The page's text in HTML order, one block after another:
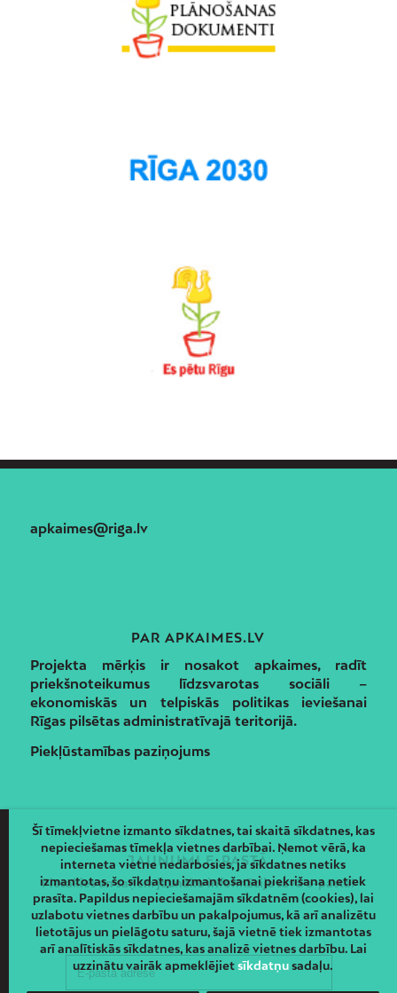
apkaimes@riga.lv
PAR APKAIMES.LV
Projekta mērķis ir nosakot apkaimes, radīt
priekšnoteikumus līdzsvarotas sociāli –
ekonomiskās un telpiskās politikas ieviešanai
Rīgas pilsētas administratīvajā teritorijā.
Piekļūstamības paziņojums
JAUNUMI E-PASTĀ
Piesakies un saņem jaunāko informāciju savā e-pastā!
Šī tīmekļvietne izmanto sīkdatnes, tai skaitā sīkdatnes, kas
nepieciešamas tīmekļa vietnes darbībai. Ņemot vērā, ka
interneta vietne nedarbosies, ja sīkdatnes netiks
izmantotas, šo sīkdatņu izmantošanai piekrišana netiek
prasīta. Papildus nepieciešamajām sīkdatnēm (cookies), lai
uzlabotu vietnes darbību un pakalpojumus, kā arī analizētu
lietotājus un pielāgotu saturu, šajā vietnē tiek izmantotas
arī analītiskās sīkdatnes, kas analizē vietnes darbību. Lai
uzzinātu vairāk apmeklējietsīkdatņusadaļu.